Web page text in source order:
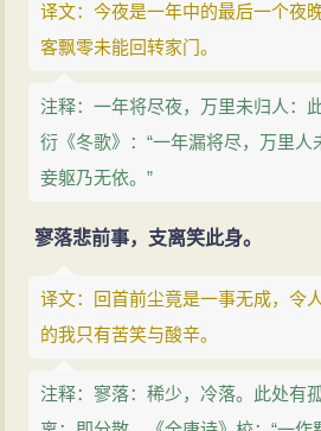
译文：今夜是一年中的最后一个夜
客飘零未能回转家门。
注释：一年将尽夜，万里未归人：
衍《冬歌》：“一年漏将尽，万里人
妾躯乃无依。”
寥落悲前事，支离笑此身。
译文：回首前尘竟是一事无成，令
的我只有苦笑与酸辛。
注释：寥落：稀少，冷落。此处有